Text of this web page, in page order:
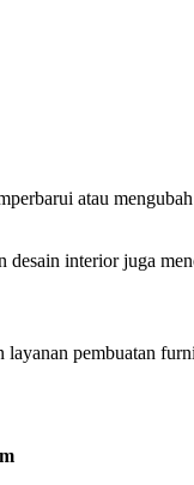
atau
desain interior juga
pembuatan